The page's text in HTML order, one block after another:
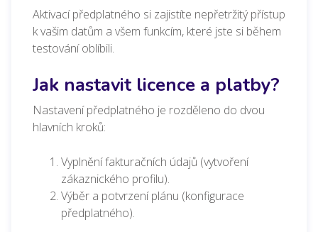
Aktivací předplatného si zajistíte nepřetržitý přístup
k vašim datům a všem funkcím, které jste si během
testování oblíbili.
Jak nastavit licence a platby?
Nastavení předplatného je rozděleno do dvou
hlavních kroků:
Vyplnění fakturačních údajů (vytvoření
zákaznického profilu).
Výběr a potvrzení plánu (konfigurace
předplatného).